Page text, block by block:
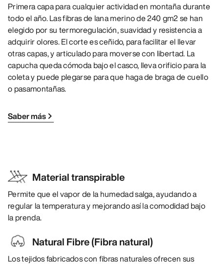
Primera capa para cualquier actividad en montaña durante
todo el año. Las fibras de lana merino de 240 gm2 se han
elegido por su termoregulación, suavidad y resistencia a
adquirir olores. El corte es ceñido, para facilitar el llevar
otras capas, y articulado para moverse con libertad. La
capucha queda cómoda bajo el casco, lleva orificio para la
coleta y puede plegarse para que haga de braga de cuello
o pasamontañas.
Saber más
Material transpirable
Permite que el vapor de la humedad salga, ayudando a
regular la temperatura y mejorando así la comodidad bajo
la prenda.
Natural Fibre (Fibra natural)
Los tejidos fabricados con fibras naturales ofrecen sus